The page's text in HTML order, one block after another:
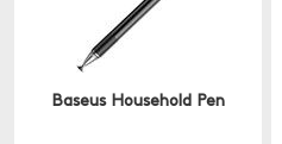
Baseus Household Pen